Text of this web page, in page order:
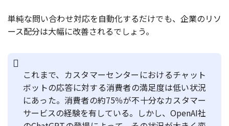
単純な問い合わせ対応を自動化するだけでも、企業のリソ
ース配分は大幅に改善されるでしょう。
これまで、カスタマーセンターにおけるチャット
ボットの応答に対する消費者の満足度は低い状況
にあった。消費者の約75％が不十分なカスタマー
サービスの経験を有している。しかし、OpenAI社